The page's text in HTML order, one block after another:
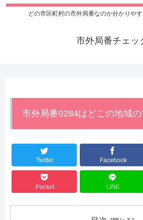
どの市区町村の市外局番なのか分かりやす
市外局番チェッ
市外局番0284はどこの地域の
Twitter Facebook
Pocket LINE